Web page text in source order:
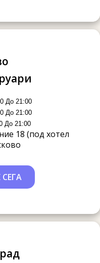
До 21:00
До 21:00
До 21:00
18 (под хотел